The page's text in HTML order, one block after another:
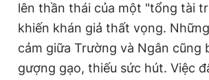
lên thần thái của một "tổng tài
khiến khán giả thất vọng.
cảm giữa Trường và Ngân cũng
gượng gạo, thiếu sức hút. Việc